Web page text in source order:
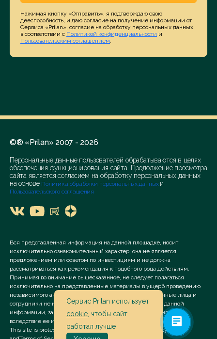
Нажимая кнопку «Отправить», я подтверждаю свою
дееспособность, и даю согласие на получение информации от
Сервиса «Prilan», согласие на обработку персональных данных
в соответствии с Политикой конфиденциальности и
Пользовательским соглашением.
©® «Prilan» 2007 - 2026
Персональные данные пользователей обрабатываются в целях
обеспечения функционирования сайта. Продолжение просмотра
сайта является согласием на обработку персональных данных
на основе Политика обработки персональных данных и
Пользовательского соглашения
Вся представленная информация на данной площадке, носит
исключительно ознакомительный характер; она не является
предложением или советом по инвестициям и не должна
рассматриваться как рекомендация к подобного рода действиям.
Принимая во внимание вышесказанное, не следует полагаться
исключительно на представленные материалы в ущерб проведению
независимого анализа. Сервис «Prilan» его аффилированные лица и
сотрудники не несут ответственности за использование данной
информации, за прямой или косвенный ущерб, наступивший
вследствие ее использования.
This site is protected by reCAPTCHA and the Google
Privacy Policy
Сервис Prilan использует
cookie , чтобы сайт
работал лучше